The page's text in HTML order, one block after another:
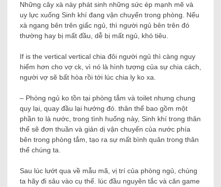
Những cây xà này phát sinh những sức ép mạnh mẽ và
uy lực xuống Sinh khí đang vận chuyển trong phòng. Nếu
xà ngang bên trên giấc ngủ, thì người ngủ bên trên đó
thường hay bị mất đầu, dễ bị mất ngủ, khó tiêu.
If is the vertical vertical chia đôi người ngủ thì càng nguy
hiểm hơn cho vợ ck, vì nó là hình tượng của sự chia cách,
người vợ sẽ bất hòa rồi tới lúc chia ly ko xa.
– Phòng ngủ ko tồn tại phòng tắm và toilet nhưng chung
quy lại, quay đầu lại hướng đó. thân thể bao gồm một
phần to là nước, trong tình huống này, Sinh khí trong thân
thể sẽ đơn thuần và giản dị vận chuyển của nước phía
bên trong phòng tắm, tạo ra sự mất bình quân trong thân
thể chúng ta.
Sau lúc lướt qua về mẫu mã, vị trí của phòng ngủ, chúng
ta hãy đi sâu vào cụ thể. lúc đầu nguyên tắc và căn game